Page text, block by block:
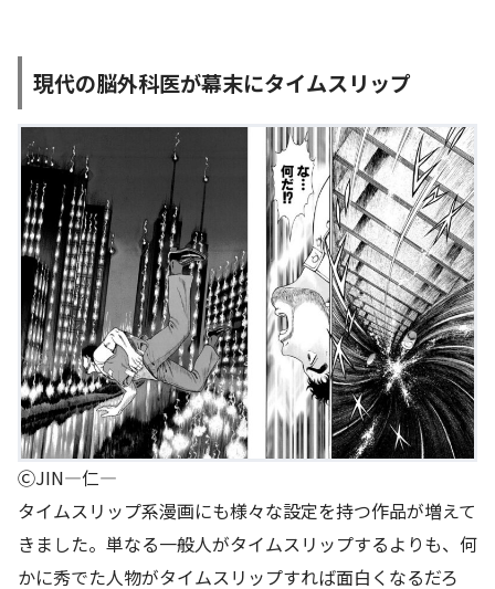
現代の脳外科医が幕末にタイムスリップ
ⒸJIN―仁―
タイムスリップ系漫画にも様々な設定を持つ作品が増えて
きました。単なる一般人がタイムスリップするよりも、何
かに秀でた人物がタイムスリップすれば面白くなるだろ